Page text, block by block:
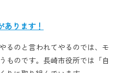
あります！
るのと言われてやるのでは、モ
ものです。長崎市役所では「自